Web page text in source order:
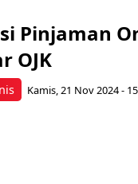
Pinjaman
OJK
Kamis, 21 Nov 2024 -